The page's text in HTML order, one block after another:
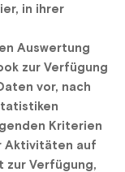
in ihrer
Auswertung
zur Verfügung
vor, nach
Kriterien
Aktivitäten auf
zur Verfügung,